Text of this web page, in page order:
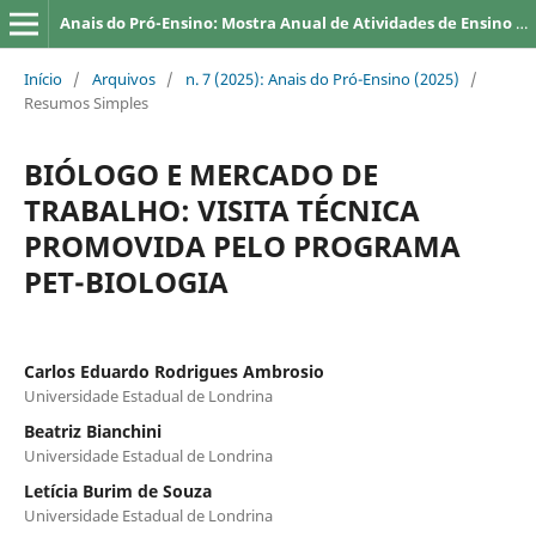
Anais do Pró-Ensino: Mostra Anual de Atividades de Ensino da UEL
Início / Arquivos / n. 7 (2025): Anais do Pró-Ensino (2025)
/
Resumos Simples
BIÓLOGO E MERCADO DE
TRABALHO: VISITA TÉCNICA
PROMOVIDA PELO PROGRAMA
PET-BIOLOGIA
Carlos Eduardo Rodrigues Ambrosio
Universidade Estadual de Londrina
Beatriz Bianchini
Universidade Estadual de Londrina
Letícia Burim de Souza
Universidade Estadual de Londrina